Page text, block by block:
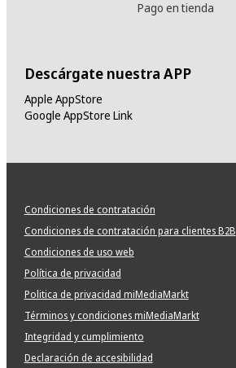
Pago en tienda
Descárgate nuestra APP
Apple AppStore
Google AppStore Link
Condiciones de contratación
Condiciones de contratación para clientes B2B
Condiciones de uso web
Política de privacidad
Politica de privacidad miMediaMarkt
Términos y condiciones miMediaMarkt
Integridad y cumplimiento
Declaración de accesibilidad